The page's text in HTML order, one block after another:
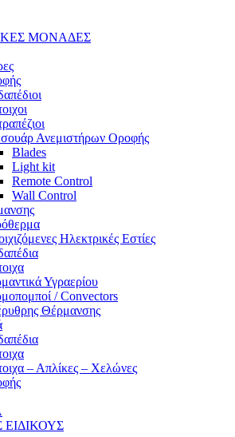
ΜΟΝΑΔΕΣ
Ανεμιστήρων Οροφής
Blades
Light kit
Remote Control
Wall Control
Ηλεκτρικές Εστίες
Υγραερίου
/ Convectors
Θέρμανσης
– Απλίκες – Χελώνες